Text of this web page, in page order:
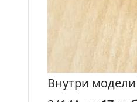
Внутри модели